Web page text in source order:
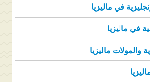
في ماليزيا
في ماليزيا
والمولات ماليزيا